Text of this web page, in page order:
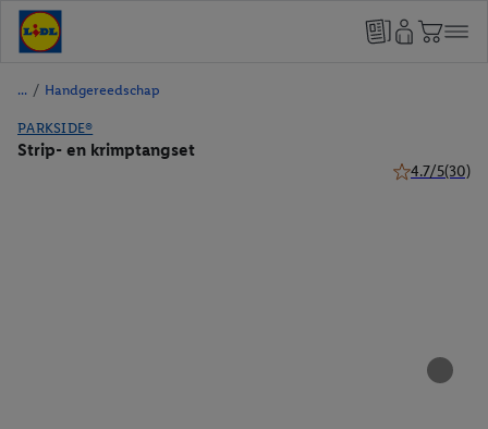
/ Handgereedschap
PARKSIDE®
Strip- en krimptangset
4.7/5(30)